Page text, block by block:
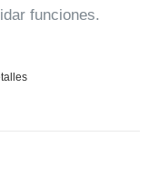
funciones.